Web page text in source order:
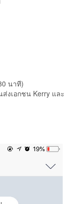
นาที)
งเอกชน Kerry และ